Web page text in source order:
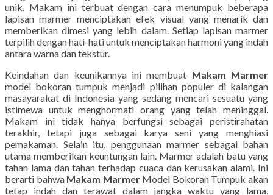
unik. Makam ini terbuat dengan cara menumpuk beberapa
lapisan marmer menciptakan efek visual yang menarik dan
memberikan dimesi yang lebih dalam. Setiap lapisan marmer
terpilih dengan hati-hati untuk menciptakan harmoni yang indah
antara warna dan tekstur.
Keindahan dan keunikannya ini membuat Makam Marmer
model bokoran tumpuk menjadi pilihan populer di kalangan
masayarakat di Indonesia yang sedang mencari sesuatu yang
istimewa untuk menghormati orang yang telah meninggal.
Makam ini tidak hanya berfungsi sebagai peristirahatan
terakhir, tetapi juga sebagai karya seni yang menghiasi
pemakaman. Selain itu, penggunaan marmer sebagai bahan
utama memberikan keuntungan lain. Marmer adalah batu yang
tahan lama dan tahan terhadap cuaca dan kerusakan alami. Ini
berarti bahwaMakam MarmerModel Bokoran Tumpuk akan
tetap indah dan terawat dalam jangka waktu yang lama,